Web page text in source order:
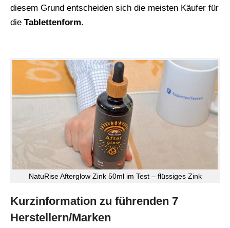
diesem Grund entscheiden sich die meisten Käufer für
die Tablettenform.
NatuRise Afterglow Zink 50ml im Test – flüssiges Zink
Kurzinformation zu führenden 7
Herstellern/Marken